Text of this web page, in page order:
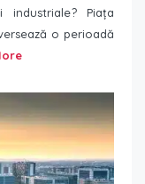
Piața
o perioadă